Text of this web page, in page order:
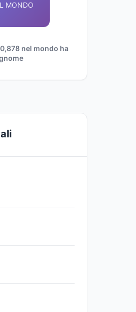
MONDO
nel mondo ha